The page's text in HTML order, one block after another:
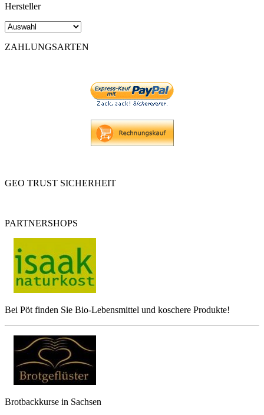
Hersteller
ZAHLUNGSARTEN
GEO TRUST SICHERHEIT
PARTNERSHOPS
Bei Pöt finden Sie Bio-Lebensmittel und koschere Produkte!
Brotbackkurse in Sachsen